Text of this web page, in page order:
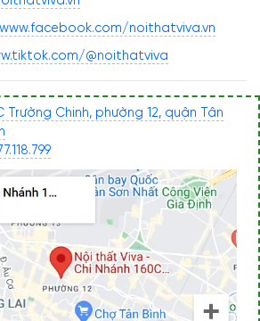
noithatviva.vn
@noithatviva
Trường Chinh, phường 12, quận Tân